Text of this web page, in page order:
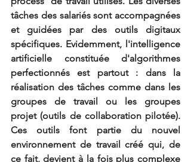
tâches des salariés sont accompagnées
et guidées par des outils digitaux
spécifiques. Evidemment, l'intelligence
artificielle constituée d'algorithmes
perfectionnés est partout : dans la
réalisation des tâches comme dans les
groupes de travail ou les groupes
projet (outils de collaboration pilotée).
Ces outils font partie du nouvel
environnement de travail créé qui, de
ce fait, devient à la fois plus complexe